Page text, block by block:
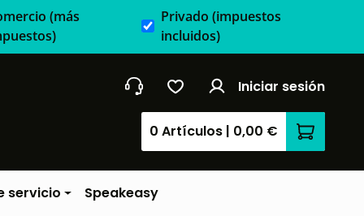
(más
Privado (impuestos
incluidos)
Iniciar sesión
0 Artículos | 0,00 € El
servicio Speakeasy